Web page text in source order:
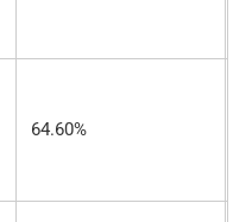
64.60%